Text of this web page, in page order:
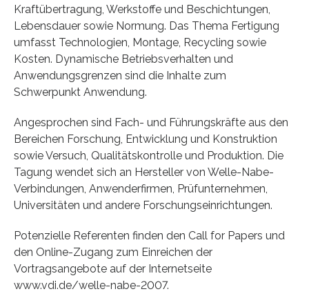
Kraftübertragung, Werkstoffe und Beschichtungen,
Lebensdauer sowie Normung. Das Thema Fertigung
umfasst Technologien, Montage, Recycling sowie
Kosten. Dynamische Betriebsverhalten und
Anwendungsgrenzen sind die Inhalte zum
Schwerpunkt Anwendung.
Angesprochen sind Fach- und Führungskräfte aus den
Bereichen Forschung, Entwicklung und Konstruktion
sowie Versuch, Qualitätskontrolle und Produktion. Die
Tagung wendet sich an Hersteller von Welle-Nabe-
Verbindungen, Anwenderfirmen, Prüfunternehmen,
Universitäten und andere Forschungseinrichtungen.
Potenzielle Referenten finden den Call for Papers und
den Online-Zugang zum Einreichen der
Vortragsangebote auf der Internetseite
www.vdi.de/welle-nabe-2007.